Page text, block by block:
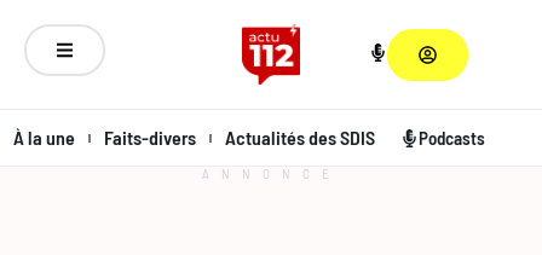
À la une Faits-divers Actualités des SDIS Podcasts
ANNONCE